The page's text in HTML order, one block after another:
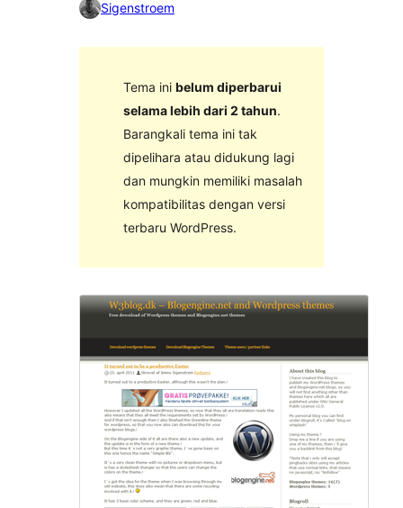
Sigenstroem
Tema ini belum diperbarui
selama lebih dari 2 tahun.
Barangkali tema ini tak
dipelihara atau didukung lagi
dan mungkin memiliki masalah
kompatibilitas dengan versi
terbaru WordPress.